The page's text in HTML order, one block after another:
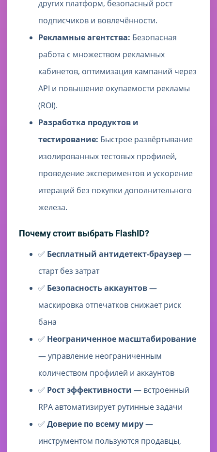
других платформ, безопасный рост
подписчиков и вовлечённости.
Рекламные агентства: Безопасная
работа с множеством рекламных
кабинетов, оптимизация кампаний через
API и повышение окупаемости рекламы
(ROI).
Разработка продуктов и
тестирование: Быстрое развёртывание
изолированных тестовых профилей,
проведение экспериментов и ускорение
итераций без покупки дополнительного
железа.
Почему стоит выбрать FlashID?
✅ Бесплатный антидетект-браузер—
старт без затрат
✅ Безопасность аккаунтов—
маскировка отпечатков снижает риск
бана
✅ Неограниченное масштабирование
— управление неограниченным
количеством профилей и аккаунтов
✅ Рост эффективности — встроенный
RPA автоматизирует рутинные задачи
✅ Доверие по всему миру—
инструментом пользуются продавцы,